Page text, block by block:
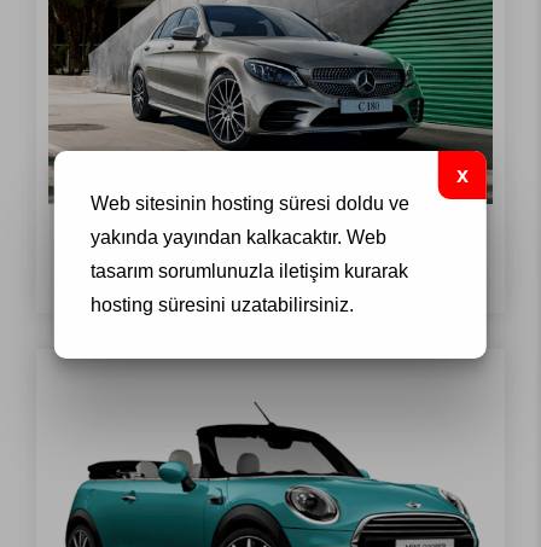
Web sitesinin hosting süresi doldu ve
yakında yayından kalkacaktır. Web
tasarımsorumlunuzla iletişim kurarak
hosting süresini uzatabilirsiniz.
Sedan Премиум-класс для
семейных путешествий